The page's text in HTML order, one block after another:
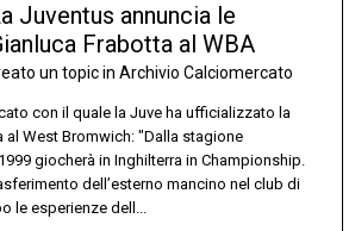
Juventus annuncia le
Frabotta al WBA
un topic in Archivio Calciomercato
con il quale la Juve ha ufficializzato la
al West Bromwich: "Dalla stagione
giocherà in Inghilterra in Championship.
dell’esterno mancino nel club di
le esperienze dell...